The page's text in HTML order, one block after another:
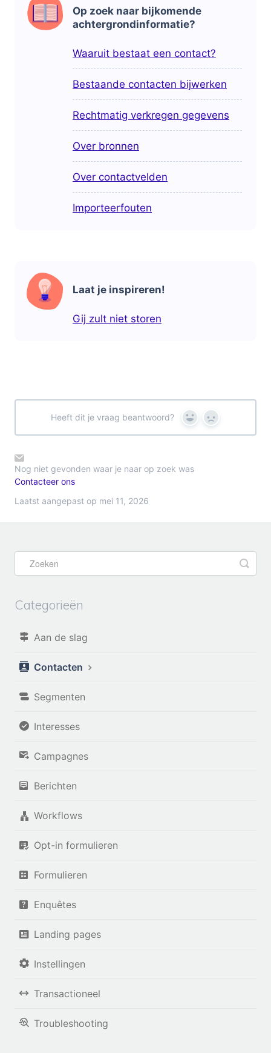
Op zoek naar bijkomende
achtergrondinformatie?
Waaruit bestaat een contact?
Bestaande contacten bijwerken
Rechtmatig verkregen gegevens
Over bronnen
Over contactvelden
Importeerfouten
Laat je inspireren!
Gij zult niet storen
Heeft dit je vraag beantwoord? Yes No
Nog niet gevonden waar je naar op zoek was
Contacteer ons
Laatst aangepast op mei 11, 2026
Categorieën
Aan de slag
Contacten
Segmenten
Interesses
Campagnes
Berichten
Workflows
Opt-in formulieren
Formulieren
Enquêtes
Landing pages
Instellingen
Transactioneel
Troubleshooting